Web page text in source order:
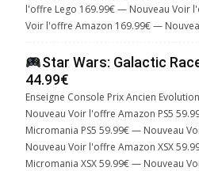
l'offre Lego 169.99€ — Nouveau Voir
Voir l'offre Amazon 169.99€ —
Star Wars: Galactic
44.99€
Enseigne Console Prix Ancien
Nouveau Voir l'offre Amazon PS5
Micromania PS5 59.99€ — Nouveau
Nouveau Voir l'offre Amazon XSX
Micromania XSX 59.99€ — Nouveau